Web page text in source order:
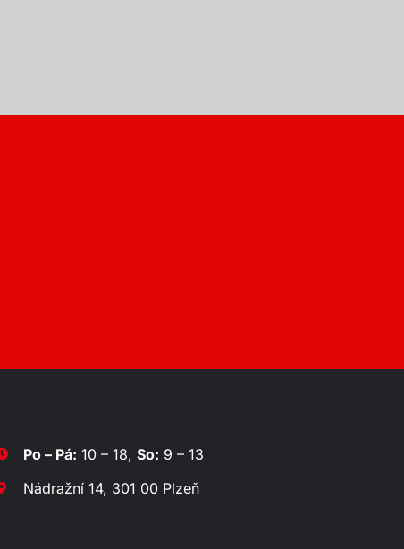
Po – Pá: 10 – 18,So: 9 – 13
Nádražní 14, 301 00 Plzeň